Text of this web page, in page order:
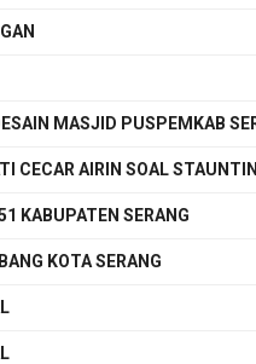
MASJID PUSPEMKAB
CECAR AIRIN SOAL
KABUPATEN SERANG
KOTA SERANG